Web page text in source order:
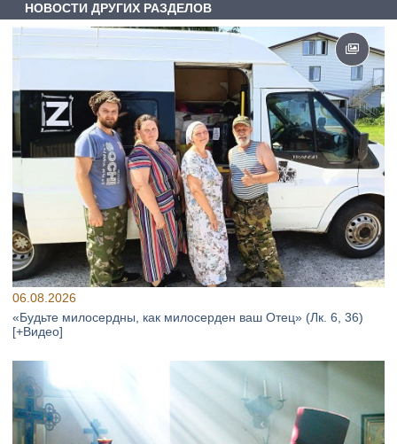
НОВОСТИ ДРУГИХ РАЗДЕЛОВ
06.08.2026
«Будьте милосердны, как милосерден ваш Отец» (Лк. 6, 36)
[+Видео]